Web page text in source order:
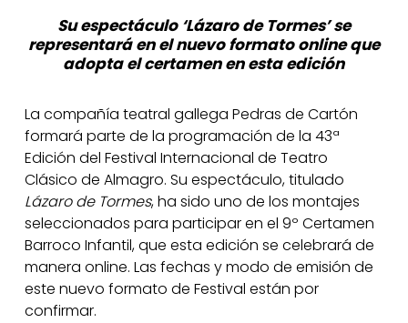
Su espectáculo ‘Lázaro de Tormes’ se
representará en el nuevo formato online que
adopta el certamen en esta edición
La compañía teatral gallega Pedras de Cartón
formará parte de la programación de la 43ª
Edición del Festival Internacional de Teatro
Clásico de Almagro. Su espectáculo, titulado
Lázaro de Tormes, ha sido uno de los montajes
seleccionados para participar en el 9º Certamen
Barroco Infantil, que esta edición se celebrará de
manera online. Las fechas y modo de emisión de
este nuevo formato de Festival están por
confirmar.